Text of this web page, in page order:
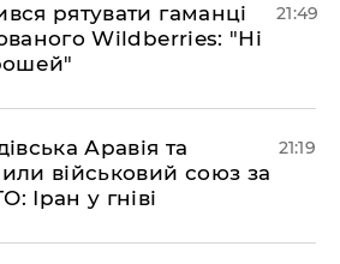
рятувати гаманці
Wildberries: "Ні
21:49
Аравія та
військовий союз за
Іран у гніві
21:19